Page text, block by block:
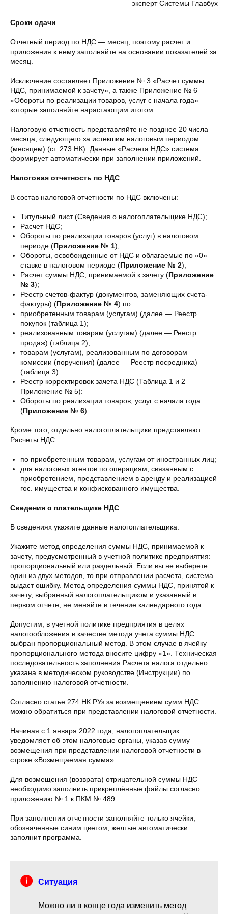
эксперт Системы Главбух
Сроки сдачи
Отчетный период по НДС — месяц, поэтому расчет и
приложения к нему заполняйте на основании показателей за
месяц.
Исключение составляет Приложение № 3 «Расчет суммы
НДС, принимаемой к зачету», а также Приложение № 6
«Обороты по реализации товаров, услуг с начала года»
которые заполняйте нарастающим итогом.
Налоговую отчетность представляйте не позднее 20 числа
месяца, следующего за истекшим налоговым периодом
(месяцем) (ст. 273 НК). Данные «Расчета НДС» система
формирует автоматически при заполнении приложений.
Налоговая отчетность по НДС
В состав налоговой отчетности по НДС включены:
Титульный лист (Сведения о налогоплательщике НДС);
Расчет НДС;
Обороты по реализации товаров (услуг) в налоговом
периоде (Приложение № 1);
Обороты, освобожденные от НДС и облагаемые по «0»
ставке в налоговом периоде (Приложение № 2);
Расчет суммы НДС, принимаемой к зачету (Приложение
№ 3);
Реестр счетов-фактур (документов, заменяющих счета-
фактуры) (Приложение № 4) по:
приобретенным товарам (услугам) (далее — Реестр
покупок (таблица 1);
реализованным товарам (услугам) (далее — Реестр
продаж) (таблица 2);
товарам (услугам), реализованным по договорам
комиссии (поручения) (далее — Реестр посредника)
(таблица 3).
Реестр корректировок зачета НДС (Таблица 1 и 2
Приложение № 5):
Обороты по реализации товаров, услуг с начала года
(Приложение № 6)
Кроме того, отдельно налогоплательщики представляют
Расчеты НДС:
по приобретенным товарам, услугам от иностранных лиц;
для налоговых агентов по операциям, связанным с
приобретением, представлением в аренду и реализацией
гос. имущества и конфискованного имущества.
Сведения о плательщике НДС
В сведениях укажите данные налогоплательщика.
Укажите метод определения суммы НДС, принимаемой к
зачету, предусмотренный в учетной политике предприятия:
пропорциональный или раздельный. Если вы не выберете
один из двух методов, то при отправлении расчета, система
выдаст ошибку. Метод определения суммы НДС, принятой к
зачету, выбранный налогоплательщиком и указанный в
первом отчете, не меняйте в течение календарного года.
Допустим, в учетной политике предприятия в целях
налогообложения в качестве метода учета суммы НДС
выбран пропорциональный метод. В этом случае в ячейку
пропорционального метода вносите цифру «1». Техническая
последовательность заполнения Расчета налога отдельно
указана в методическом руководстве (Инструкции) по
заполнению налоговой отчетности.
Согласно статье 274 НК РУз за возмещением сумм НДС
можно обратиться при представлении налоговой отчетности.
Начиная с 1 января 2022 года, налогоплательщик
уведомляет об этом налоговые органы, указав сумму
возмещения при представлении налоговой отчетности в
строке «Возмещаемая сумма».
Для возмещения (возврата) отрицательной суммы НДС
необходимо заполнить прикреплённые файлы согласно
приложению № 1 к ПКМ № 489.
При заполнении отчетности заполняйте только ячейки,
обозначенные синим цветом, желтые автоматически
заполнит программа.
Ситуация
Можно ли в конце года изменить метод